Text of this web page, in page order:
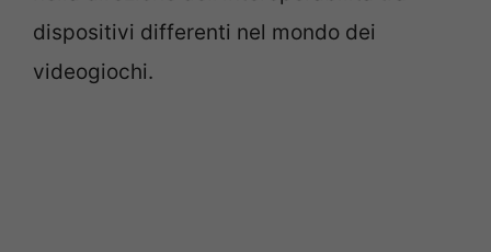
dispositivi differenti nel mondo dei
videogiochi.